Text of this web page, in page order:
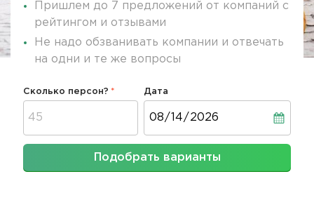
Пришлем до 7 предложений от компаний с
рейтингом и отзывами
Не надо обзванивать компании и отвечать
на одни и те же вопросы
Сколько персон? Дата
Подобрать варианты